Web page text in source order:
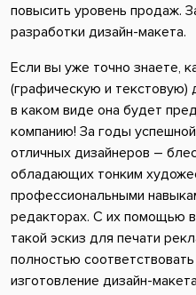
повысить уровень продаж.
разработки дизайн-макета.
Если вы уже точно знаете,
(графическую и
в каком виде она будет
компанию! За годы
отличных дизайнеров –
обладающих тонким
профессиональными
редакторах. С их помощью
такой эскиз для печати
полностью
изготовление дизайн-